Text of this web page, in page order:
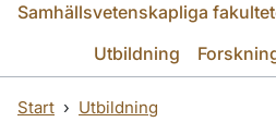
Samhällsvetenskapliga
Utbildning
Start
Utbildning